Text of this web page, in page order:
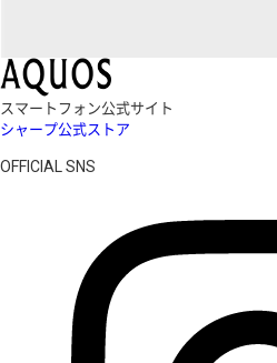
スマートフォン公式サイト
シャープ公式ストア
OFFICIAL SNS